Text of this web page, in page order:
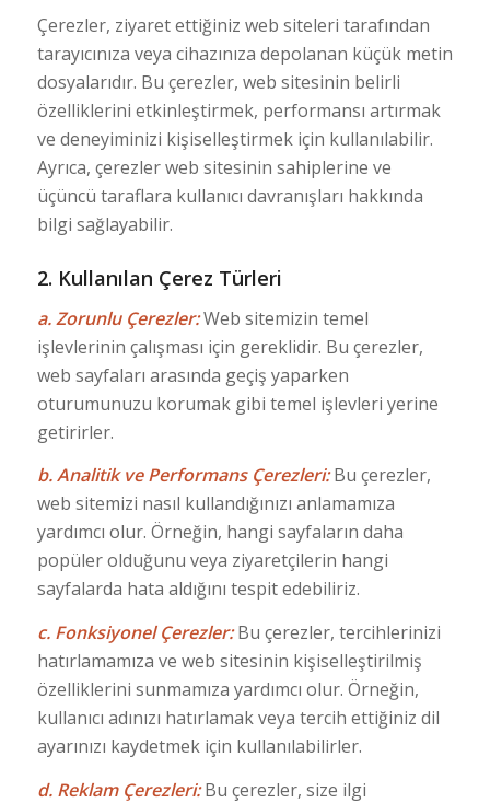
Çerezler, ziyaret ettiğiniz web siteleri tarafından
tarayıcınıza veya cihazınıza depolanan küçük metin
dosyalarıdır. Bu çerezler, web sitesinin belirli
özelliklerini etkinleştirmek, performansı artırmak
ve deneyiminizi kişiselleştirmek için kullanılabilir.
Ayrıca, çerezler web sitesinin sahiplerine ve
üçüncü taraflara kullanıcı davranışları hakkında
bilgi sağlayabilir.
2. Kullanılan Çerez Türleri
a. Zorunlu Çerezler:Web sitemizin temel
işlevlerinin çalışması için gereklidir. Bu çerezler,
web sayfaları arasında geçiş yaparken
oturumunuzu korumak gibi temel işlevleri yerine
getirirler.
b. Analitik ve Performans Çerezleri: Bu çerezler,
web sitemizi nasıl kullandığınızı anlamamıza
yardımcı olur. Örneğin, hangi sayfaların daha
popüler olduğunu veya ziyaretçilerin hangi
sayfalarda hata aldığını tespit edebiliriz.
c. Fonksiyonel Çerezler: Bu çerezler, tercihlerinizi
hatırlamamıza ve web sitesinin kişiselleştirilmiş
özelliklerini sunmamıza yardımcı olur. Örneğin,
kullanıcı adınızı hatırlamak veya tercih ettiğiniz dil
ayarınızı kaydetmek için kullanılabilirler.
d. Reklam Çerezleri: Bu çerezler, size ilgi